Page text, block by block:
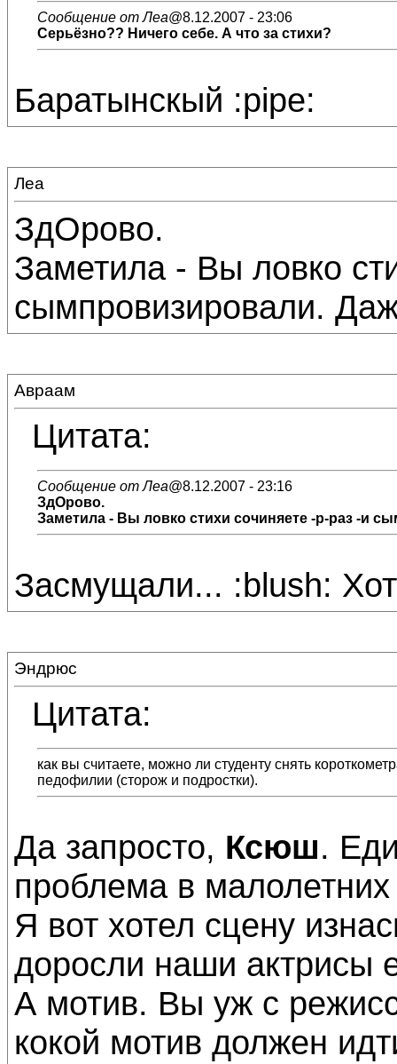
Сообщение от Леа@8.12.2007 - 23:06
Серьёзно?? Ничего себе. А что за стихи?
Баратынскый :pipe:
Леа
ЗдОрово.
Заметила - Вы ловко
сымпровизировали.
Авраам
Цитата:
Сообщение от Леа@8.12.2007 - 23:16
ЗдОрово.
Заметила - Вы ловко стихи сочиняете -р-раз -и
Засмущали... :blush:
Эндрюс
Цитата:
как вы считаете, можно ли студенту снять
педофилии (сторож и подростки).
Да запросто, Ксюш.
проблема в малолетних
Я вот хотел сцену
доросли наши актрисы
А мотив. Вы уж с
кокой мотив должен